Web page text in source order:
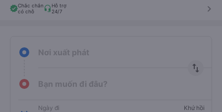
Chắc chắn
có chỗ
Hỗ trợ
24/7
keyboard_arrow_right
Nơi xuất phát
import_export
Bạn muốn đi đâu?
Ngày đi Khứ hồi